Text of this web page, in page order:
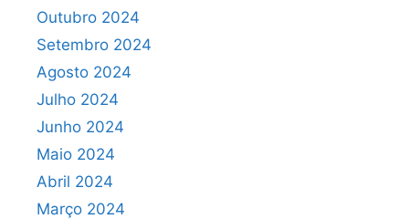
Outubro 2024
Setembro 2024
Agosto 2024
Julho 2024
Junho 2024
Maio 2024
Abril 2024
Março 2024